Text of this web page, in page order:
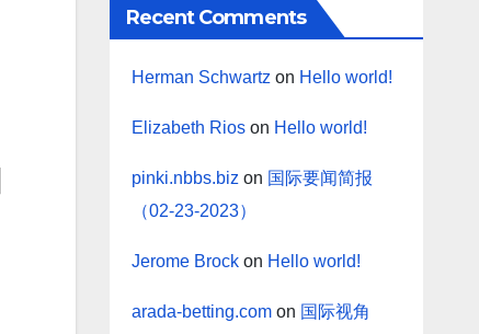
Recent Comments
Herman Schwartz on Hello world!
Elizabeth Rioson Hello world!
pinki.nbbs.biz on 国际要闻简报
（02-23-2023）
Jerome Brockon Hello world!
arada-betting.comon 国际视角